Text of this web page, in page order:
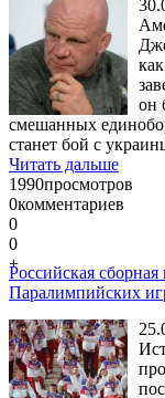
он
смешанных
станет бой с
Читать дальше
1990просмотров
0комментариев
0
0
+
Российская
Паралимпийских